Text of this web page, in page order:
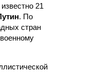
21
. По
стран